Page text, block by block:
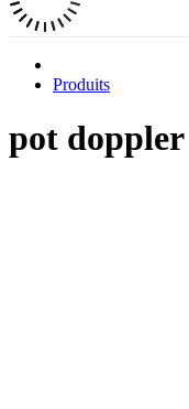
Produits
pot